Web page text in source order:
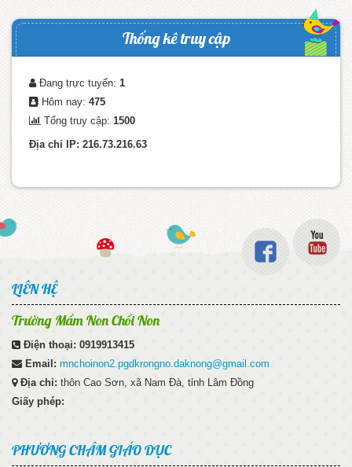
Thống kê truy cập
Đang trực tuyến: 1
Hôm nay: 475
Tổng truy cập: 1500
Địa chỉ IP: 216.73.216.63
LIÊN HỆ
Trường Mầm Non Chồi Non
Điện thoại: 0919913415
Email: mnchoinon2.pgdkrongno.daknong@gmail.com
Địa chỉ: thôn Cao Sơn, xã Nam Đà, tỉnh Lâm Đồng
Giấy phép:
PHƯƠNG CHÂM GIÁO DỤC